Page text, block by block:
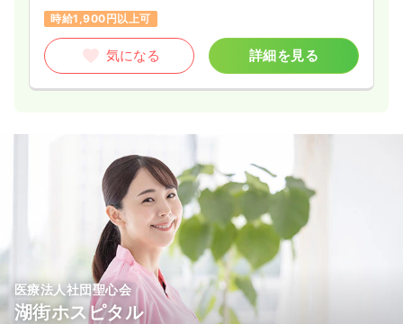
時給1,900円以上可
気になる 詳細を見る
医療法人社団聖心会
湖街ホスピタル